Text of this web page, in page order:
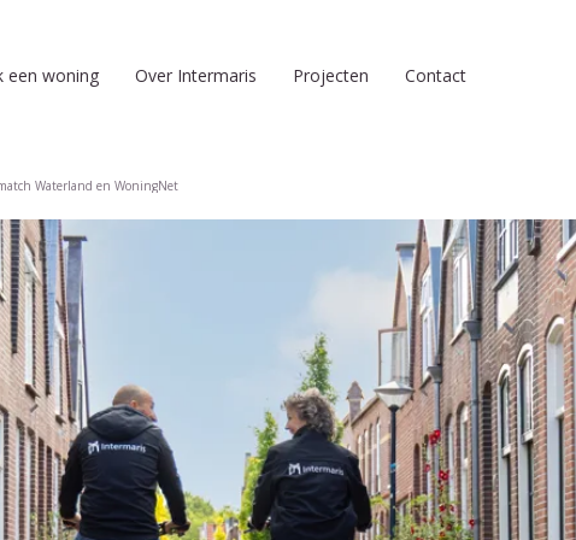
een woning Over Intermaris Projecten Contact
Waterland en WoningNet